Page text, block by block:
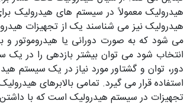
هیدرولیک معمولاً در سیستم های هیدرولیک
هیدرولیک نیز می شناسند یک از تجهیزات
می شود که به صورت دورانی یا هیدروموتور
انتخاب شود می توان بیشتر بازدهی را در یک
دور، توان و گشتاور مورد نیاز در یک سیستم
استفاده قرار می گیرد. تمامی بالابرهای
تجهیزات در سیستم هیدرولیک است که با داشتن